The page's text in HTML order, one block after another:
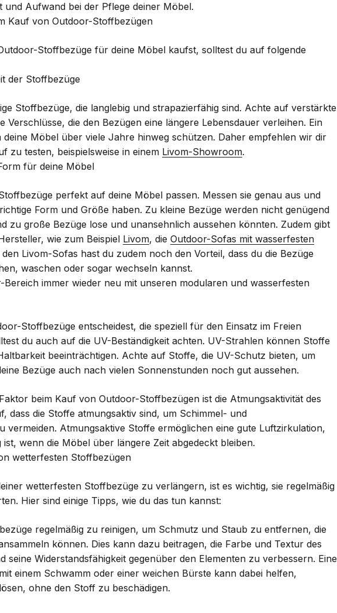
und Aufwand bei der Pflege deiner Möbel.
Kauf von Outdoor-Stoffbezügen
Stoffbezüge für deine Möbel kaufst, solltest du auf folgende
der Stoffbezüge
Stoffbezüge, die langlebig und strapazierfähig sind. Achte auf verstärkte
Verschlüsse, die den Bezügen eine längere Lebensdauer verleihen. Ein
Möbel über viele Jahre hinweg schützen. Daher empfehlen wir dir
zu testen, beispielsweise in einem Livom-Showroom.
für deine Möbel
perfekt auf deine Möbel passen. Messen sie genau aus und
Form und Größe haben. Zu kleine Bezüge werden nicht genügend
zu große Bezüge lose und unansehnlich aussehen könnten. Zudem gibt
wie zum Beispiel Livom, die Outdoor-Sofas mit wasserfesten
den Livom-Sofas hast du zudem noch den Vorteil, dass du die Bezüge
waschen oder sogar wechseln kannst.
Bereich immer wieder neu mit unseren modularen und wasserfesten
Stoffbezüge entscheidest, die speziell für den Einsatz im Freien
du auch auf die UV-Beständigkeit achten. UV-Strahlen können Stoffe
beeinträchtigen. Achte auf Stoffe, die UV-Schutz bieten, um
Bezüge auch nach vielen Sonnenstunden noch gut aussehen.
beim Kauf von Outdoor-Stoffbezügen ist die Atmungsaktivität des
dass die Stoffe atmungsaktiv sind, um Schimmel- und
vermeiden. Atmungsaktive Stoffe ermöglichen eine gute Luftzirkulation,
wenn die Möbel über längere Zeit abgedeckt bleiben.
wetterfesten Stoffbezügen
wetterfesten Stoffbezüge zu verlängern, ist es wichtig, sie regelmäßig
Hier sind einige Tipps, wie du das tun kannst:
regelmäßig zu reinigen, um Schmutz und Staub zu entfernen, die
können. Dies kann dazu beitragen, die Farbe und Textur des
seine Widerstandsfähigkeit gegenüber den Elementen zu verbessern. Eine
einem Schwamm oder einer weichen Bürste kann dabei helfen,
ohne den Stoff zu beschädigen.